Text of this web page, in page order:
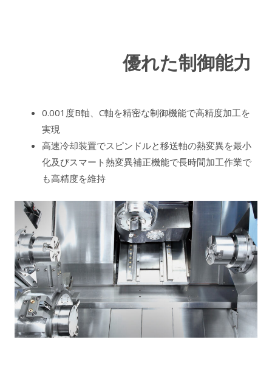
優れた制御能力
0.001度B軸、C軸を精密な制御機能で高精度加工を
実現
高速冷却装置でスピンドルと移送軸の熱変異を最小
化及びスマート熱変異補正機能で長時間加工作業で
も高精度を維持